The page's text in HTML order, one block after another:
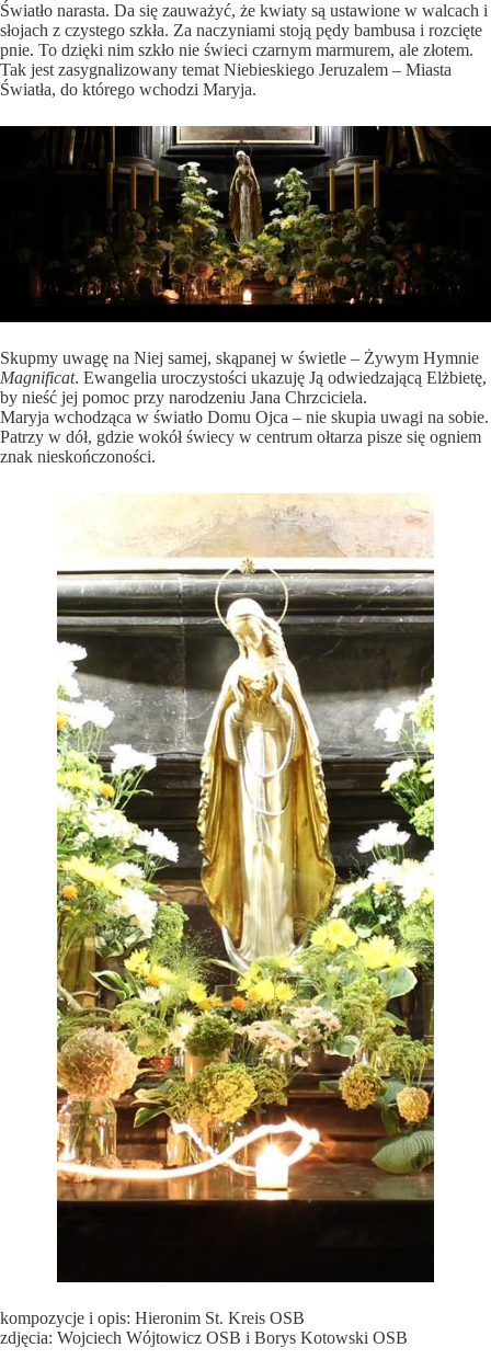
Światło narasta. Da się zauważyć, że kwiaty są ustawione w walcach i
słojach z czystego szkła. Za naczyniami stoją pędy bambusa i rozcięte
pnie. To dzięki nim szkło nie świeci czarnym marmurem, ale złotem.
Tak jest zasygnalizowany temat Niebieskiego Jeruzalem – Miasta
Światła, do którego wchodzi Maryja.
Skupmy uwagę na Niej samej, skąpanej w świetle – Żywym Hymnie
Magnificat. Ewangelia uroczystości ukazuję Ją odwiedzającą Elżbietę,
by nieść jej pomoc przy narodzeniu Jana Chrzciciela.
Maryja wchodząca w światło Domu Ojca – nie skupia uwagi na sobie.
Patrzy w dół, gdzie wokół świecy w centrum ołtarza pisze się ogniem
znak nieskończoności.
kompozycje i opis: Hieronim St. Kreis OSB
zdjęcia: Wojciech Wójtowicz OSB i Borys Kotowski OSB